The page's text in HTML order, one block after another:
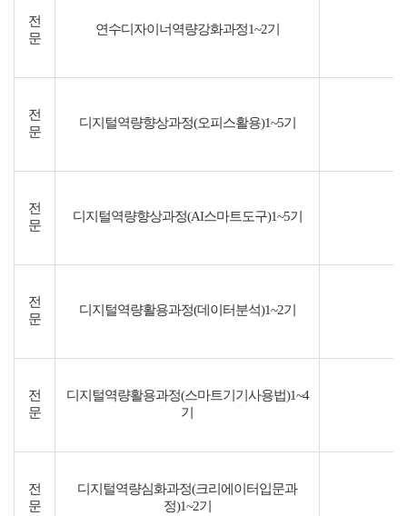
전
문
연수디자이너역량강화과정1~2기
전
문
디지털역량향상과정(오피스활용)1~5기
전
문
디지털역량향상과정(AI스마트도구)1~5기
전
문
디지털역량활용과정(데이터분석)1~2기
전
문
디지털역량활용과정(스마트기기사용법)1~4
기
전
문
디지털역량심화과정(크리에이터입문과
정)1~2기